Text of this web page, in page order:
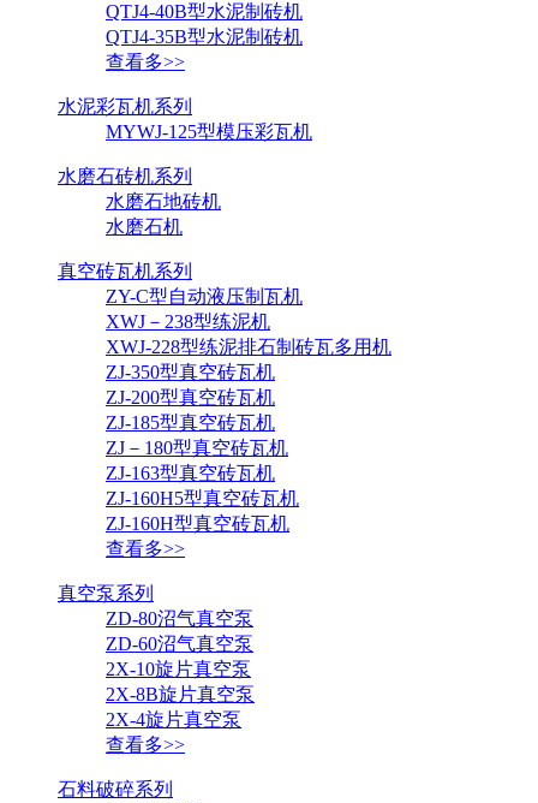
QTJ4-40B型水泥制砖机
QTJ4-35B型水泥制砖机
查看多>>
水泥彩瓦机系列
MYWJ-125型模压彩瓦机
水磨石砖机系列
水磨石地砖机
水磨石机
真空砖瓦机系列
ZY-C型自动液压制瓦机
XWJ－238型练泥机
XWJ-228型练泥排石制砖瓦多用机
ZJ-350型真空砖瓦机
ZJ-200型真空砖瓦机
ZJ-185型真空砖瓦机
ZJ－180型真空砖瓦机
ZJ-163型真空砖瓦机
ZJ-160H5型真空砖瓦机
ZJ-160H型真空砖瓦机
查看多>>
真空泵系列
ZD-80沼气真空泵
ZD-60沼气真空泵
2X-10旋片真空泵
2X-8B旋片真空泵
2X-4旋片真空泵
查看多>>
石料破碎系列